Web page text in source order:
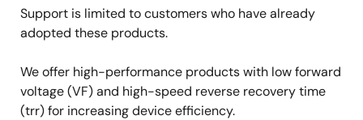
Support is limited to customers who have already
adopted these products.
We offer high-performance products with low forward
voltage (VF) and high-speed reverse recovery time
(trr) for increasing device efficiency.